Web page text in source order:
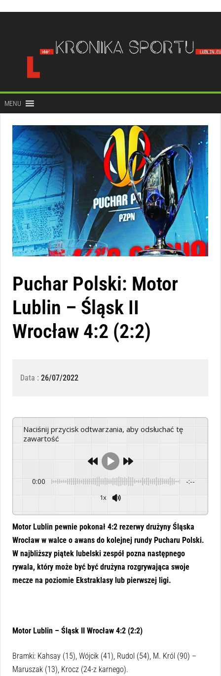
treści
MENU
Puchar Polski: Motor
Lublin – Śląsk II
Wrocław 4:2 (2:2)
Data : 26/07/2022
Naciśnij przycisk odtwarzania, aby odsłuchać tę
zawartość
0:00 -:--
1x
Motor Lublin pewnie pokonał 4:2 rezerwy drużyny Śląska
Wrocław w walce o awans do kolejnej rundy Pucharu Polski.
W najbliższy piątek lubelski zespół pozna następnego
rywala, który może być być drużyna rozgrywająca swoje
mecze na poziomie Ekstraklasy lub pierwszej ligi.
Motor Lublin – Śląsk II Wrocław 4:2 (2:2)
Bramki: Kahsay (15), Wójcik (41), Rudol (54), M. Król (90) –
Maruszak (13), Krocz (24-z karnego).